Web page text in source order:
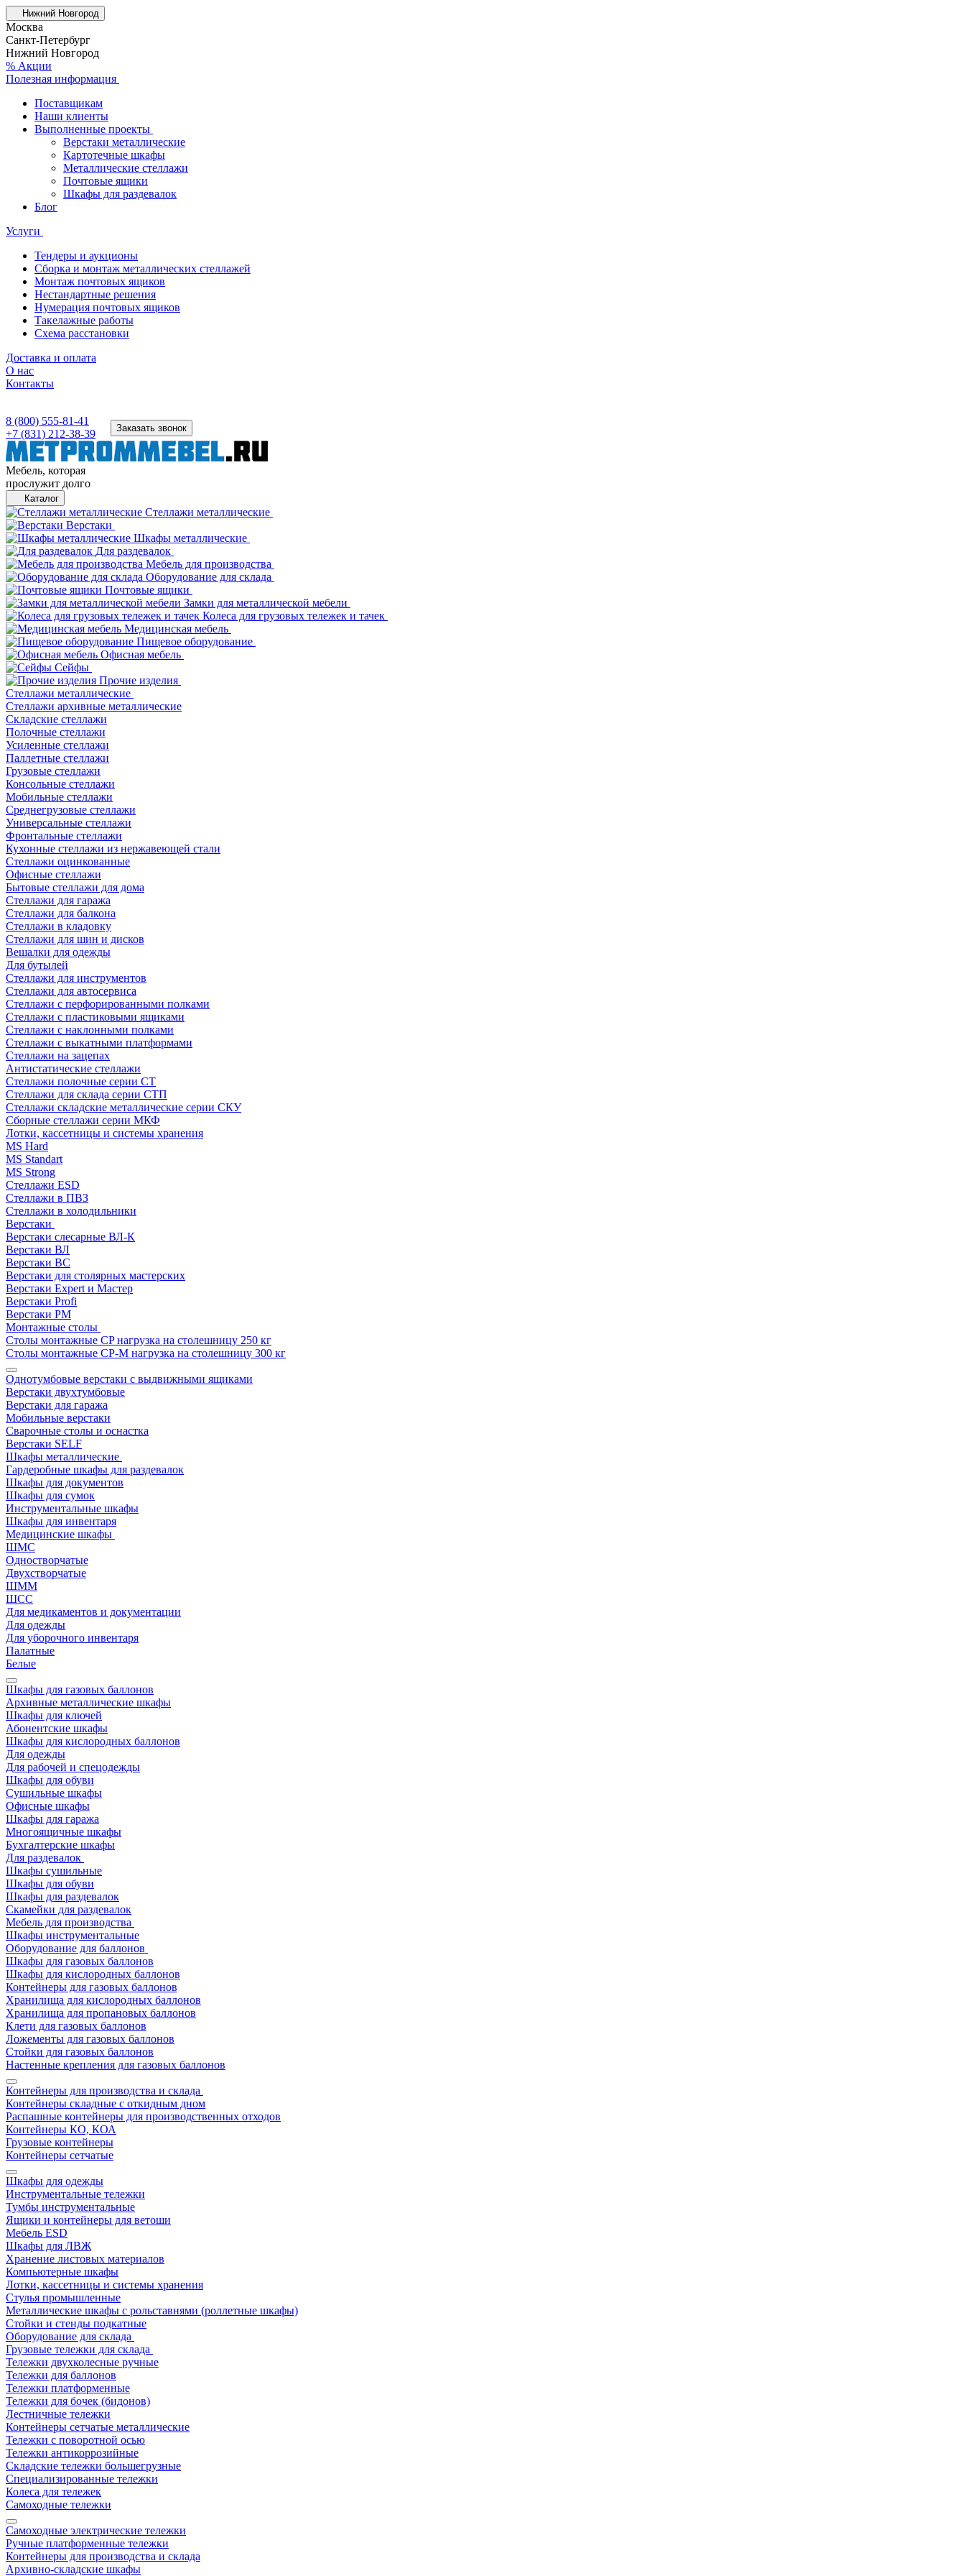
Нижний Новгород
Москва
Санкт-Петербург
Нижний Новгород
% Акции
Полезная информация
Поставщикам
Наши клиенты
Выполненные проекты
Верстаки металлические
Картотечные шкафы
Металлические стеллажи
Почтовые ящики
Шкафы для раздевалок
Блог
Услуги
Тендеры и аукционы
Сборка и монтаж металлических стеллажей
Монтаж почтовых ящиков
Нестандартные решения
Нумерация почтовых ящиков
Такелажные работы
Схема расстановки
Доставка и оплата
О нас
Контакты
8 (800) 555-81-41
+7 (831) 212-38-39
Заказать звонок
Мебель, которая
прослужит долго
Каталог
Стеллажи металлические
Верстаки
Шкафы металлические
Для раздевалок
Мебель для производства
Оборудование для склада
Почтовые ящики
Замки для металлической мебели
Колеса для грузовых тележек и тачек
Медицинская мебель
Пищевое оборудование
Офисная мебель
Сейфы
Прочие изделия
Стеллажи металлические
Cтеллажи архивные металлические
Складские стеллажи
Полочные стеллажи
Усиленные стеллажи
Паллетные стеллажи
Грузовые стеллажи
Консольные стеллажи
Мобильные стеллажи
Среднегрузовые стеллажи
Универсальные стеллажи
Фронтальные стеллажи
Кухонные стеллажи из нержавеющей стали
Стеллажи оцинкованные
Офисные стеллажи
Бытовые стеллажи для дома
Стеллажи для гаража
Стеллажи для балкона
Стеллажи в кладовку
Стеллажи для шин и дисков
Вешалки для одежды
Для бутылей
Стеллажи для инструментов
Стеллажи для автосервиса
Стеллажи с перфорированными полками
Стеллажи с пластиковыми ящиками
Стеллажи с наклонными полками
Стеллажи с выкатными платформами
Стеллажи на зацепах
Антистатические стеллажи
Стеллажи полочные серии СТ
Стеллажи для склада серии СТП
Стеллажи складские металлические серии СКУ
Сборные стеллажи серии МКФ
Лотки, кассетницы и системы хранения
MS Hard
MS Standart
MS Strong
Стеллажи ESD
Стеллажи в ПВЗ
Стеллажи в холодильники
Верстаки
Верстаки слесарные ВЛ-К
Верстаки ВЛ
Верстаки ВС
Верстаки для столярных мастерских
Верстаки Expert и Мастер
Верстаки Profi
Верстаки РМ
Монтажные столы
Столы монтажные СP нагрузка на столешницу 250 кг
Столы монтажные СР-М нагрузка на столешницу 300 кг
Однотумбовые верстаки с выдвижными ящиками
Верстаки двухтумбовые
Верстаки для гаража
Мобильные верстаки
Сварочные столы и оснастка
Верстаки SELF
Шкафы металлические
Гардеробные шкафы для раздевалок
Шкафы для документов
Шкафы для сумок
Инструментальные шкафы
Шкафы для инвентаря
Медицинские шкафы
ШМС
Одностворчатые
Двухстворчатые
ШММ
ШСС
Для медикаментов и документации
Для одежды
Для уборочного инвентаря
Палатные
Белые
Шкафы для газовых баллонов
Архивные металлические шкафы
Шкафы для ключей
Абонентские шкафы
Шкафы для кислородных баллонов
Для одежды
Для рабочей и спецодежды
Шкафы для обуви
Сушильные шкафы
Офисные шкафы
Шкафы для гаража
Многоящичные шкафы
Бухгалтерские шкафы
Для раздевалок
Шкафы сушильные
Шкафы для обуви
Шкафы для раздевалок
Скамейки для раздевалок
Мебель для производства
Шкафы инструментальные
Оборудование для баллонов
Шкафы для газовых баллонов
Шкафы для кислородных баллонов
Контейнеры для газовых баллонов
Хранилища для кислородных баллонов
Хранилища для пропановых баллонов
Клети для газовых баллонов
Ложементы для газовых баллонов
Стойки для газовых баллонов
Настенные крепления для газовых баллонов
Контейнеры для производства и склада
Контейнеры складные с откидным дном
Распашные контейнеры для производственных отходов
Контейнеры КО, КОА
Грузовые контейнеры
Контейнеры сетчатые
Шкафы для одежды
Инструментальные тележки
Тумбы инструментальные
Ящики и контейнеры для ветоши
Мебель ESD
Шкафы для ЛВЖ
Хранение листовых материалов
Компьютерные шкафы
Лотки, кассетницы и системы хранения
Стулья промышленные
Металлические шкафы с рольставнями (роллетные шкафы)
Стойки и стенды подкатные
Оборудование для склада
Грузовые тележки для склада
Тележки двухколесные ручные
Тележки для баллонов
Тележки платформенные
Тележки для бочек (бидонов)
Лестничные тележки
Контейнеры сетчатые металлические
Тележки с поворотной осью
Тележки антикоррозийные
Складские тележки большегрузные
Специализированные тележки
Колеса для тележек
Самоходные тележки
Самоходные электрические тележки
Ручные платформенные тележки
Контейнеры для производства и склада
Архивно-складские шкафы